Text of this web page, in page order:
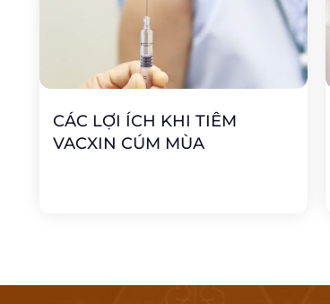
CÁC LỢI ÍCH KHI TIÊM
VACXIN CÚM MÙA